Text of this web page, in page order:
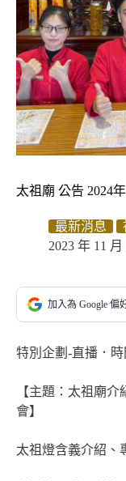
太祖廟 公告 2024
最新消息
2023 年 11 月
加入為 Google 偏
特別企劃-直播．時
【主題：太祖廟
會】
太祖燈含義介紹、